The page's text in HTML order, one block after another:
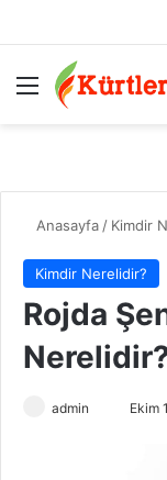
Menü
Anasayfa / Kimdir
Kimdir Nerelidir?
Rojda
admin Ekim